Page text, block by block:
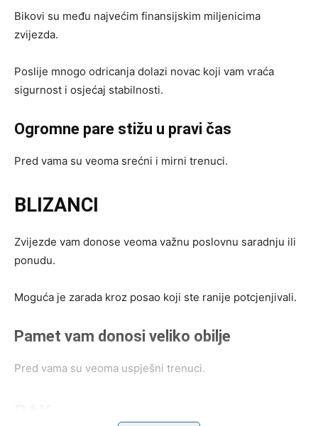
Bikovi su među najvećim finansijskim miljenicima
zvijezda.
Poslije mnogo odricanja dolazi novac koji vam vraća
sigurnost i osjećaj stabilnosti.
Ogromne pare stižu u pravi čas
Pred vama su veoma srećni i mirni trenuci.
BLIZANCI
Zvijezde vam donose veoma važnu poslovnu saradnju ili
ponudu.
Moguća je zarada kroz posao koji ste ranije potcjenjivali.
Pamet vam donosi veliko obilje
Pred vama su veoma uspješni trenuci.